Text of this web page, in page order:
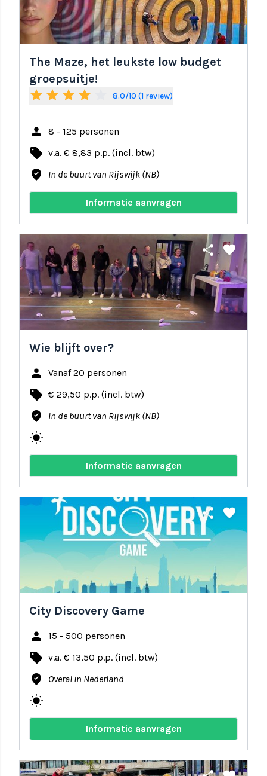
The Maze, het leukste low budget
groepsuitje!
star star star star 8.0/10 (1 review)
person 8 - 125 personen
local_offer v.a. € 8,83 p.p. (incl. btw)
where_to_vote In de buurt van Rijswijk (NB)
Informatie aanvragen
share favorite
Wie blijft over?
person Vanaf 20 personen
local_offer € 29,50 p.p. (incl. btw)
where_to_vote In de buurt van Rijswijk (NB)
wb_sunny
Informatie aanvragen
share favorite
City Discovery Game
person 15 - 500 personen
local_offer v.a. € 13,50 p.p. (incl. btw)
where_to_vote Overal in Nederland
wb_sunny
Informatie aanvragen